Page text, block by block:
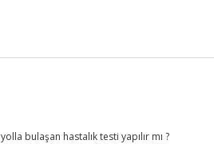
bulaşan hastalık testi yapılır mı ?